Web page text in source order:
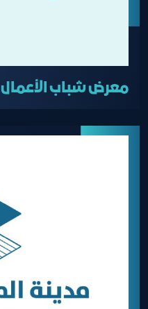
معرض شباب الأعمال